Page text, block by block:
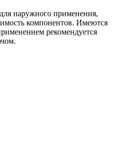
наружного применения,
компонентов. Имеются
рекомендуется